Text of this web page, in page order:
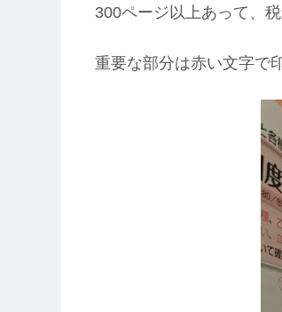
300ページ以上あって、税
重要な部分は赤い文字で